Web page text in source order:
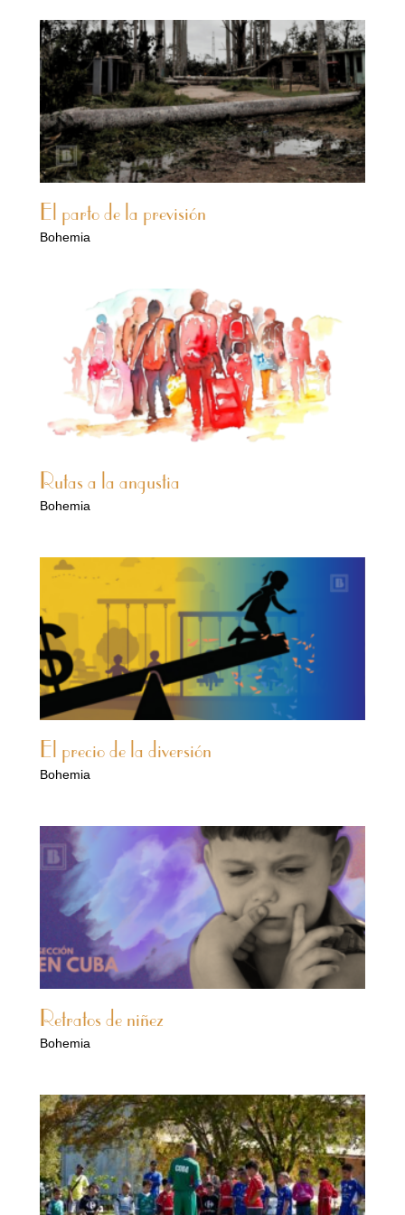
El parto de la previsión
Bohemia
Rutas a la angustia
Bohemia
El precio de la diversión
Bohemia
Retratos de niñez
Bohemia